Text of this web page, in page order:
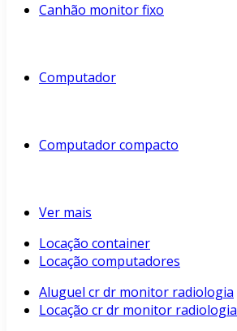
Canhão monitor fixo
Computador
Computador compacto
Ver mais
Locação container
Locação computadores
Aluguel cr dr monitor radiologia
Locação cr dr monitor radiologia